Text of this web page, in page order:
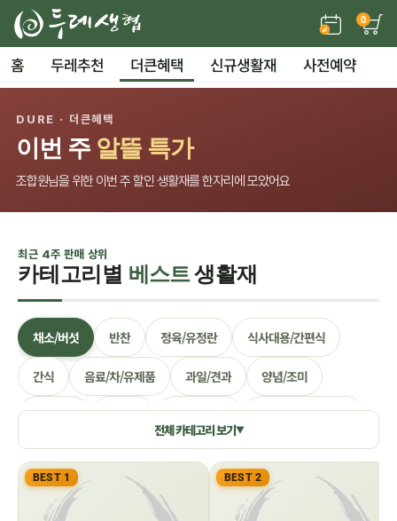
0
홈 두레추천 더큰혜택 신규생활재 사전예약
DURE · 더큰혜택
이번 주 알뜰 특가
조합원님을 위한 이번 주 할인 생활재를 한자리에 모았어요
최근 4주 판매 상위
카테고리별 베스트생활재
채소/버섯 반찬 정육/유정란 식사대용/간편식
간식 음료/차/유제품 과일/견과 양념/조미
생활용품 쌀/잡곡 수산/건어물 공정무역(민중교역)
건강식품/꿀 화장품/바디헤어 특별기획
전체 카테고리 보기▼
BEST 1 BEST 2